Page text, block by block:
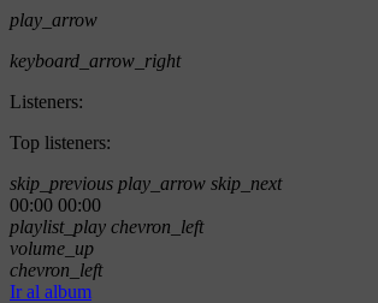
play_arrow
keyboard_arrow_right
Listeners:
Top listeners:
skip_previous play_arrow skip_next
00:00 00:00
playlist_play chevron_left
volume_up
chevron_left
Ir al album